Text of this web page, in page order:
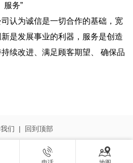
服务”
认为诚信是一切合作的基础，宽
是发展事业的利器，服务是创造
续改进、满足顾客期望、 确保品
们 | 回到顶部
 